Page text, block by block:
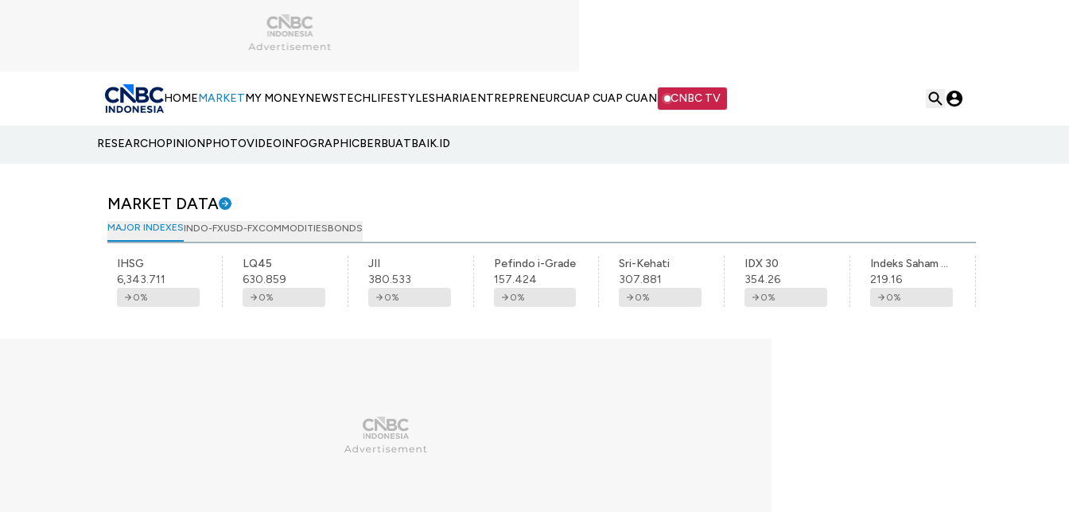
HOMEMARKETMY MONEYNEWSTECHLIFESTYLESHARIAENTREPRENEURCUAP CUAP CUAN CNBC TV
RESEARCHOPINIONPHOTOVIDEOINFOGRAPHICBERBUATBAIK.ID
MARKET DATA
MAJOR INDEXESINDO-FXUSD-FXCOMMODITIESBONDS
IHSG
6,343.711
0%
LQ45
630.859
0%
JII
380.533
0%
Pefindo i-Grade
157.424
0%
Sri-Kehati
307.881
0%
IDX 30
354.26
0%
Indeks Saham Syariah Indonesia
219.16
0%